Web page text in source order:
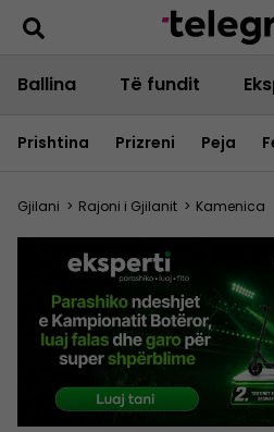
Ballina Të fundit
Prishtina Prizreni Peja
Gjilani > Rajoni i Gjilanit > Kamenica